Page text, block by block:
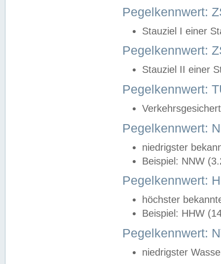
Pegelkennwert:
Stauziel I einer
Pegelkennwert:
Stauziel II einer
Pegelkennwert:
Pegelkennwert:
niedrigster
Beispiel: NNW
Pegelkennwert:
höchster
Beispiel: HHW
Pegelkennwert:
niedrigster